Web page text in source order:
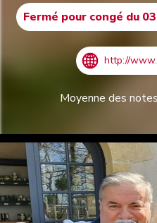
Fermé pour congé du
http://
Moyenne des notes